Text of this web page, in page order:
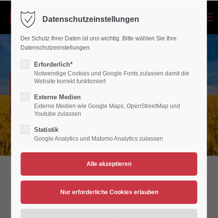
Login
Benutzername
Anmelden
Support
NEWSARCHIV
Verein für Bewegungsspiele 1936/45 Polch/Maifeld e.V.
16.03.2017 16:31
Datenschutzeinstellungen
Der Schutz Ihrer Daten ist uns wichtig. Bitte wählen Sie Ihre
Datenschutzeinstellungen.
Erforderlich*
Notwendige Cookies und Google Fonts zulassen damit die
Website korrekt funktioniert
Externe Medien
Externe Medien wie Google Maps, OpenStreetMap und
Youtube zulassen
Statistik
Google Analytics und Matomo Analytics zulassen